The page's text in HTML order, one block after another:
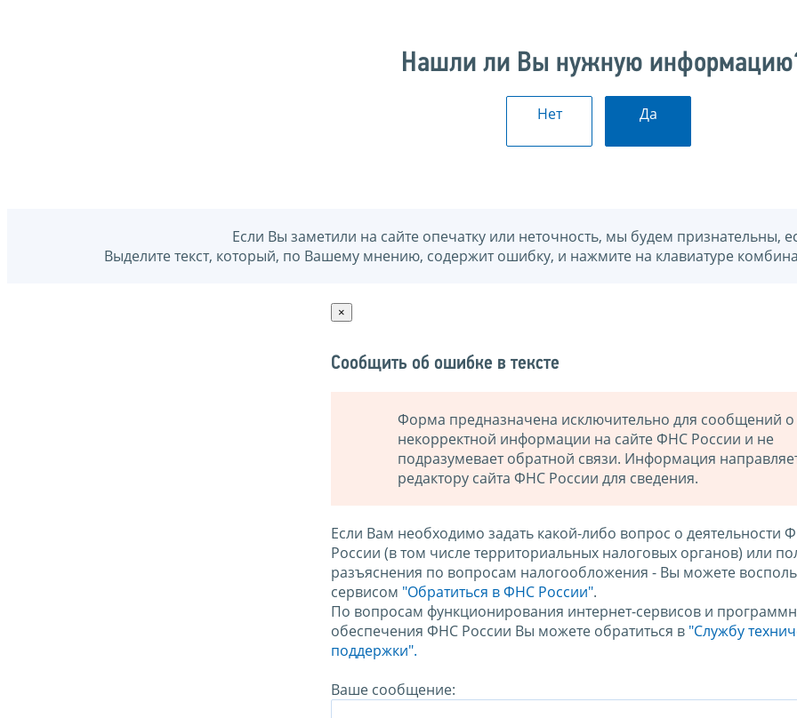
Нашли ли Вы нужную
Нет Да
Если Вы заметили на сайте опечатку или неточность, мы будем признательны,
Выделите текст, который, по Вашему мнению, содержит ошибку, и нажмите на клавиатуре
×
Сообщить об ошибке в тексте
Форма предназначена исключительно для сообщений о
некорректной информации на сайте ФНС России и не
подразумевает обратной связи. Информация
редактору сайта ФНС России для сведения.
Если Вам необходимо задать какой-либо вопрос о деятельности
России (в том числе территориальных налоговых органов) или
разъяснения по вопросам налогообложения - Вы можете
сервисом "Обратиться в ФНС России".
По вопросам функционирования интернет-сервисов и
обеспечения ФНС России Вы можете обратиться в "Службу
поддержки".
Ваше сообщение: